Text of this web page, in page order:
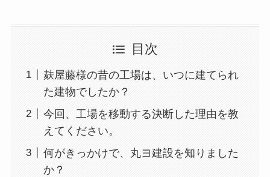
目次
麸屋藤様の昔の工場は、いつに建てられ
た建物でしたか？
今回、工場を移動する決断した理由を教
えてください。
何がきっかけで、丸ヨ建設を知りました
か？